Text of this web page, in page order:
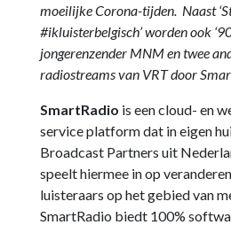
moeilijke Corona-tijden. Naast
#ikluisterbelgisch’ worden ook
jongerenzender MNM en twee
radiostreams van VRT door
SmartRadio is een cloud- en
service platform dat in eigen
Broadcast Partners uit
speelt hiermee in op
luisteraars op het gebied van
SmartRadio biedt 100%